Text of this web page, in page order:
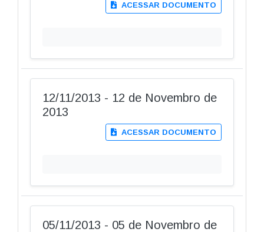
ACESSAR DOCUMENTO
12/11/2013 - 12 de Novembro de
2013
ACESSAR DOCUMENTO
05/11/2013 - 05 de Novembro de